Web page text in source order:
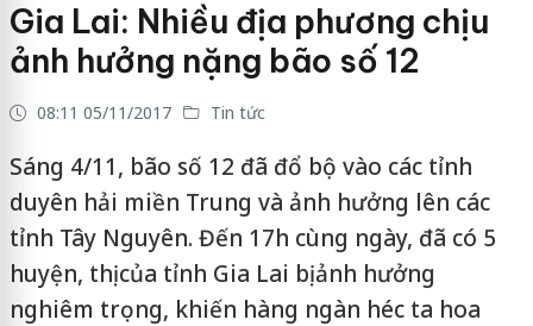
Gia Lai: Nhiều địa phương chịu
ảnh hưởng nặng bão số 12
08:11 05/11/2017 Tin tức
Sáng 4/11, bão số 12 đã đổ bộ vào các tỉnh
duyên hải miền Trung và ảnh hưởng lên các
tỉnh Tây Nguyên. Đến 17h cùng ngày, đã có 5
huyện, thị của tỉnh Gia Lai bị ảnh hưởng
nghiêm trọng, khiến hàng ngàn héc ta hoa